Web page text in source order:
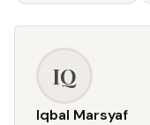
IQ
Iqbal Marsyaf